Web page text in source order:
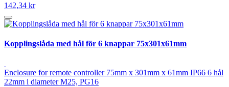
142,34 kr
Kopplingslåda med hål för 6 knappar 75x301x61mm
Enclosure for remote controller 75mm x 301mm x 61mm IP66 6 hål
22mm i diameter M25, PG16